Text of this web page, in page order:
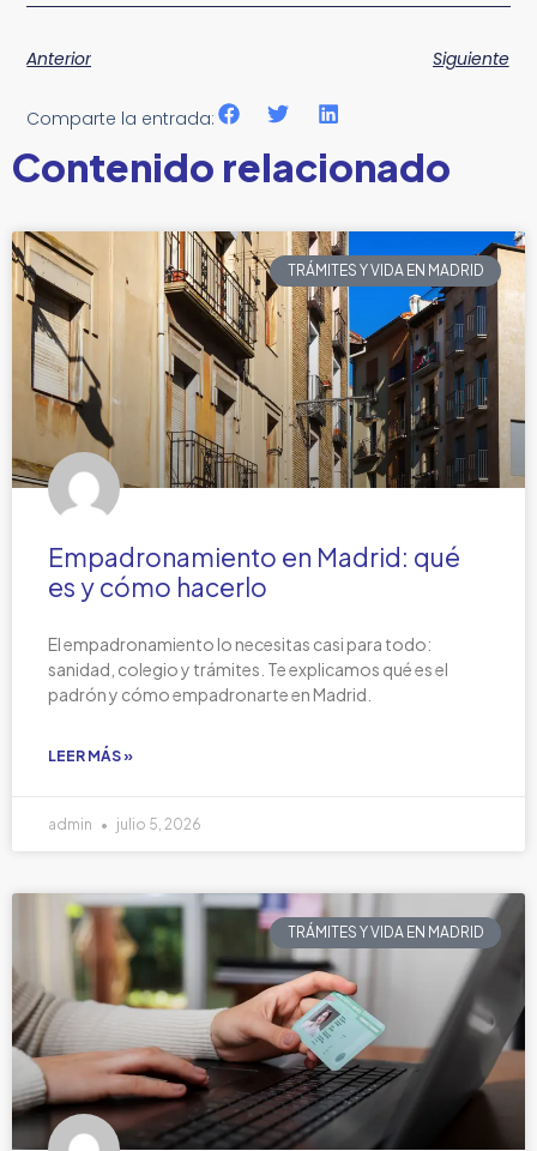
Anterior Siguiente
Comparte la entrada:
Contenido relacionado
TRÁMITES Y VIDA EN MADRID
Empadronamiento en Madrid: qué
es y cómo hacerlo
El empadronamiento lo necesitas casi para todo:
sanidad, colegio y trámites. Te explicamos qué es el
padrón y cómo empadronarte en Madrid.
LEER MÁS »
admin julio 5, 2026
TRÁMITES Y VIDA EN MADRID